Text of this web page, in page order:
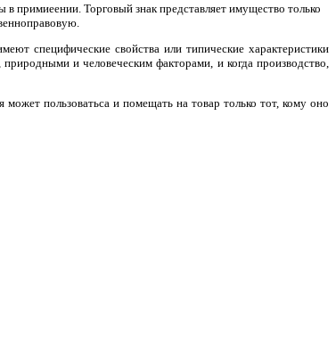
примиеении. Торговый знак представляет имущество только
специфические свойства или типические характеристики
и человеческим факторами, и когда производство,
пользоватьса и помещать на товар только тот, кому оно